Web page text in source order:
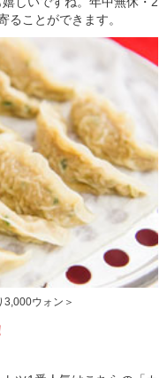
ることができます。
ウォン＞